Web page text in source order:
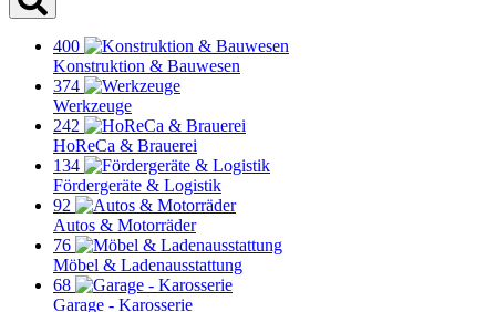
Sie?
400
Konstruktion & Bauwesen
374
Werkzeuge
242
HoReCa & Brauerei
134
Fördergeräte & Logistik
92
Autos & Motorräder
76
Möbel & Ladenausstattung
68
Garage - Karosserie